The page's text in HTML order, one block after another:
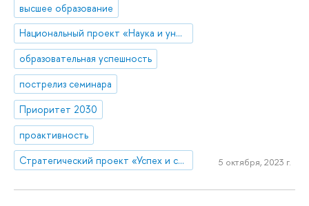
высшее образование
Национальный проект «Наука и университеты»
образовательная успешность
пострелиз семинара
Приоритет 2030
проактивность
Стратегический проект «Успех и самостоятельность человека в меняющемся мире»
5 октября, 2023 г.